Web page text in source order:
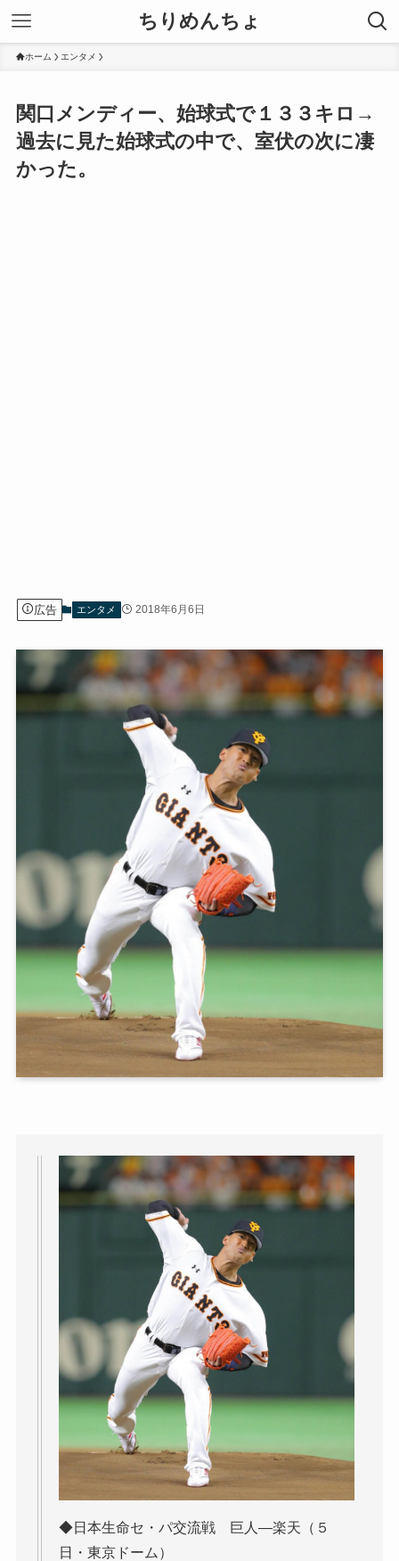
ちりめんちょ
ホーム エンタメ
関口メンディー、始球式で１３３キロ→
過去に見た始球式の中で、室伏の次に凄
かった。
広告 エンタメ 2018年6月6日
◆日本生命セ・パ交流戦 巨人―楽天（５
日・東京ドーム）